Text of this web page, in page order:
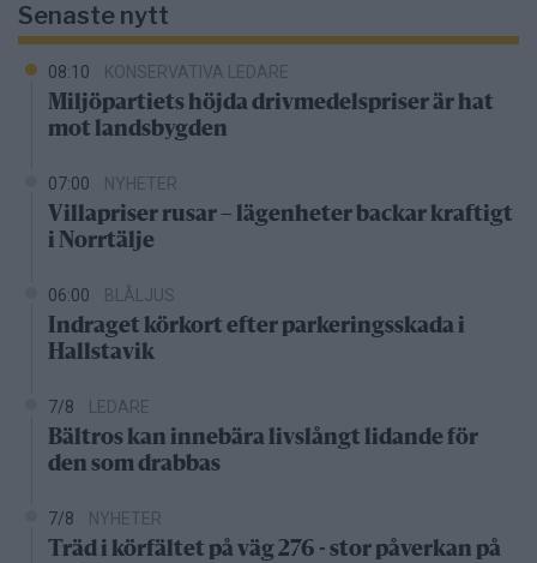
Senaste nytt
08:10 KONSERVATIVA LEDARE
Miljöpartiets höjda drivmedelspriser är hat
mot landsbygden
07:00 NYHETER
Villapriser rusar – lägenheter backar kraftigt
i Norrtälje
06:00 BLÅLJUS
Indraget körkort efter parkeringsskada i
Hallstavik
7/8 LEDARE
Bältros kan innebära livslångt lidande för
den som drabbas
7/8 NYHETER
Träd i körfältet på väg 276 - stor påverkan på